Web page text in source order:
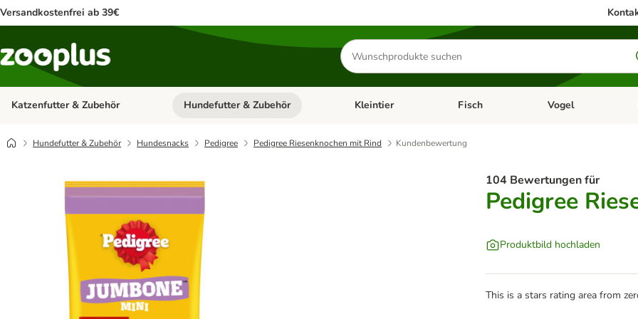
Versandkostenfrei ab 39€
Produkte
suchen
Katzenfutter & Zubehör Kategorie-Menü öffnen: Katzenfutter & Zubehör
Hundefutter & Zubehör Kategorie-Menü öffnen: Hundefutter & Zubehör
Kleintier Kategorie-Menü öffnen: Kleintier
Fisch Kategorie-Menü
Vogel
Hundefutter & Zubehör Hundesnacks Pedigree Pedigree Riesenknochen mit Rind Kundenbewertung
104 Bewertungen für
Pedigree
Produktbild hochladen
This is a stars rating area from